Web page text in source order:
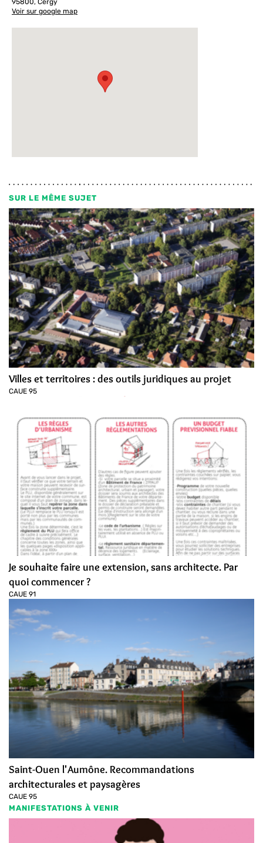
95800, Cergy
Voir sur google map
SUR LE MÊME SUJET
Villes et territoires : des outils juridiques au projet
CAUE 95
Je souhaite faire une extension, sans architecte. Par
quoi commencer ?
CAUE 91
Saint-Ouen l'Aumône. Recommandations
architecturales et paysagères
CAUE 95
MANIFESTATIONS À VENIR